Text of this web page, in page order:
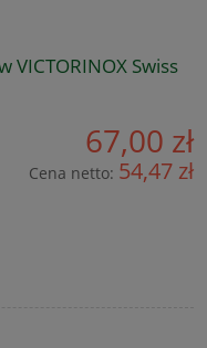
VICTORINOX Swiss
67,00 zł
Cena netto: 54,47 zł